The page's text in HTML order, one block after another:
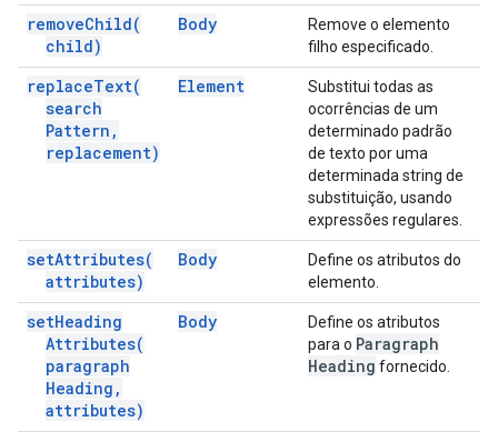
removeChild(
child)
Body
Remove o elemento
filho especificado.
replaceText(
search
Pattern ,
replacement)
Element
Substitui todas as
ocorrências de um
determinado padrão
de texto por uma
determinada string de
substituição, usando
expressões regulares.
setAttributes(
attributes)
Body
Define os atributos do
elemento.
setHeading
Attributes(
paragraph
Heading ,
attributes)
Body
Define os atributos
para o Paragraph
Heading fornecido.